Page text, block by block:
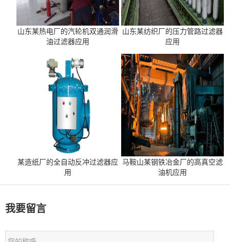
山东某热电厂的汽轮机双通润滑
油过滤器应用
山东某纺织厂的压力管路过滤器
应用
某造纸厂的全自动反冲过滤器应
用
马鞍山某钢铁冶金厂的高真空滤
油机应用
我要留言